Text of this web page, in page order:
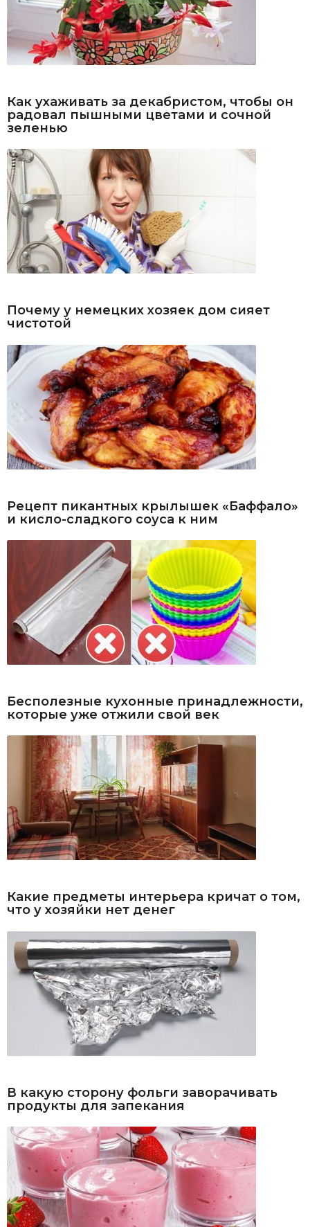
Как ухаживать за декабристом, чтобы он
радовал пышными цветами и сочной
зеленью
Почему у немецких хозяек дом сияет
чистотой
Рецепт пикантных крылышек «Баффало»
и кисло-сладкого соуса к ним
Бесполезные кухонные принадлежности,
которые уже отжили свой век
Какие предметы интерьера кричат о том,
что у хозяйки нет денег
В какую сторону фольги заворачивать
продукты для запекания